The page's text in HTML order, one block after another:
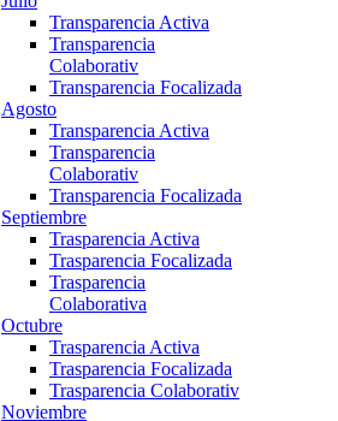
Transparencia Activa
Transparencia
Colaborativ
Transparencia Focalizada
Agosto
Transparencia Activa
Transparencia
Colaborativ
Transparencia Focalizada
Septiembre
Trasparencia Activa
Trasparencia Focalizada
Trasparencia
Colaborativa
Octubre
Trasparencia Activa
Trasparencia Focalizada
Trasparencia Colaborativ
Noviembre